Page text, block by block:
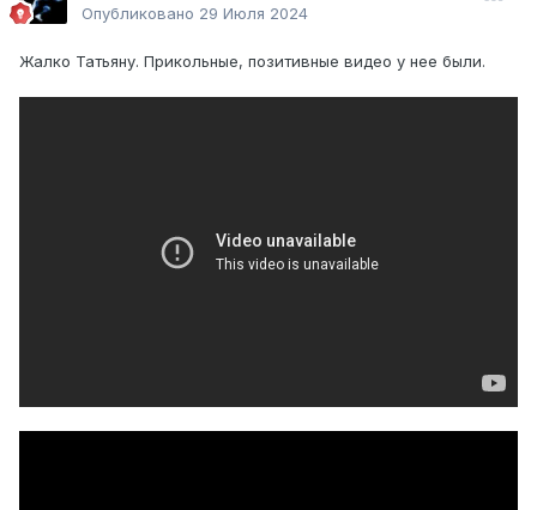
Опубликовано 29 Июля 2024
Жалко Татьяну. Прикольные, позитивные видео у нее были.